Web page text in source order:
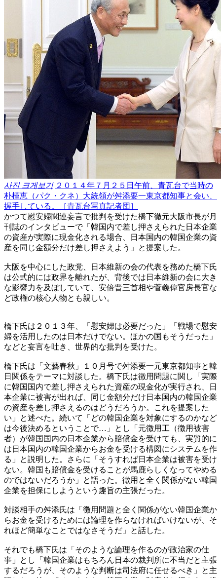
사진 크게보기 ２０１４年７月２５日午前、青瓦台で当時の
朴槿恵（パク・クネ）大統領が舛添要一東京都知事と会い、
握手している。［青瓦台写真記者団］
かつて慰安婦関連妄言で批判を受けた橋下徹元大阪市長が月
刊誌のインタビューで「韓国内で差し押さえられた日本企業
の資産が実際に現金化される場合、日本国内の韓国企業の資
産を同じ金額分だけ差し押さえよう」と提案した。
大阪を中心にした政党、日本維新の会の代表を務めた橋下氏
は公式的には政界を離れたが、背後では日本維新の会に大き
な影響力を及ぼしていて、安倍晋三首相や菅義偉官房長官な
ど政権の核心人物とも親しい。
橋下氏は２０１３年、「慰安婦は必要だった」「戦場で慰安
婦を活用したのは日本だけでない。ほかの国もそうだった」
などと妄言を吐き、世界的な批判を受けた。
橋下氏は「文藝春秋」１０月号で舛添要一元東京都知事と韓
日関係をテーマに対談した。橋下氏は徴用問題に関し「実際
に韓国国内で差し押さえられた資産の現金化が実行され、日
本企業に被害が出れば、同じ金額分だけ日本国内の韓国企業
の資産を差し押さえるのはどうだろうか。これを提案した
い」と述べた。続いて「どの韓国企業を対象にするのかなど
は今後決めるということで…」とし「元徴用工（徴用被害
者）が韓国国内の日本企業から賠償金を受けても、実質的に
は日本国内の韓国企業からお金を受ける構図にシステムを作
る」と説明した。さらに「そうすれば日本企業は被害を受け
ない。韓国も賠償金を受けることが馬鹿らしくなってやめる
のではないだろうか」と語った。徴用と全く関係がない韓国
企業を担保にしようという趣旨の主張だった。
対談相手の舛添氏は「徴用問題と全く関係がない韓国企業か
らお金を受けるためには論理を作らなければいけないが、そ
れほど簡単なことではなさそうだ」と話した。
それでも橋下氏は「そのような論理を作るのが政治家の仕
事」とし「韓国企業はもちろん日本の裁判所に不当だと主張
するだろうが、そのような判断は司法府に任せるべき」と主